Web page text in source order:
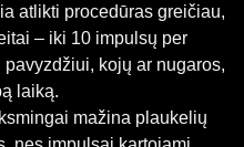
atlikti procedūras greičiau,
– iki 10 impulsų per
kojų ar nugaros,
laiką.
mažina plaukelių